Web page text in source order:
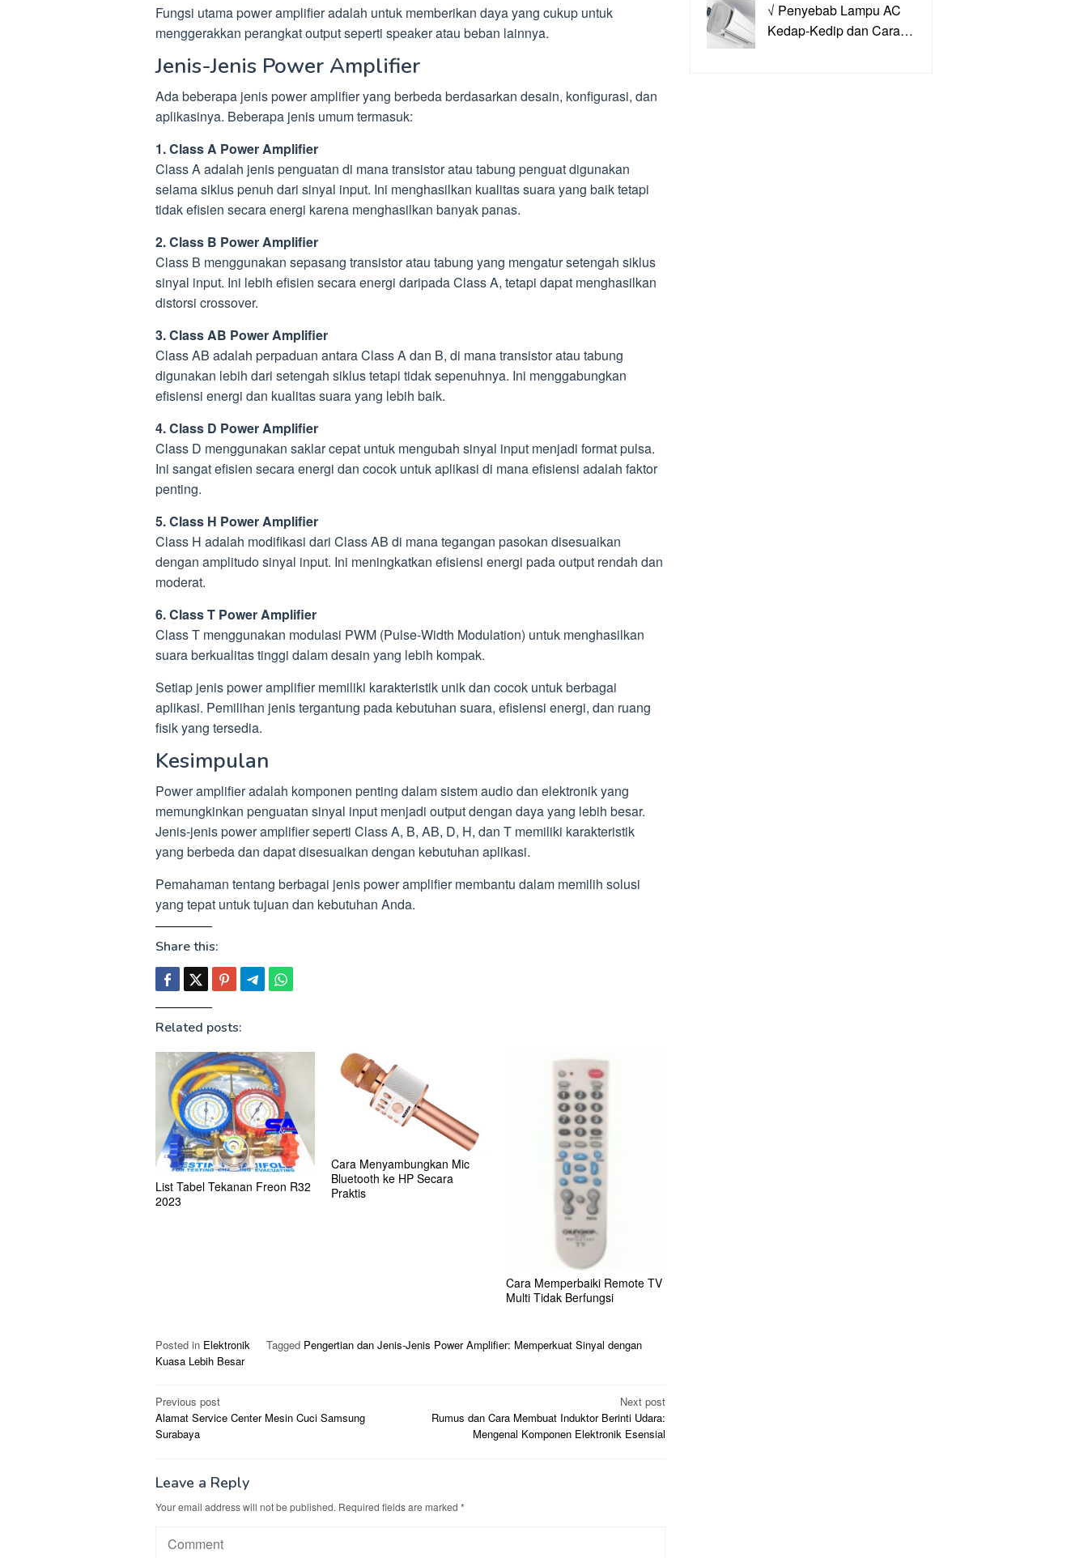
Fungsi utama power amplifier adalah untuk memberikan daya yang cukup untuk
menggerakkan perangkat output seperti speaker atau beban lainnya.
Jenis-Jenis Power Amplifier
Ada beberapa jenis power amplifier yang berbeda berdasarkan desain, konfigurasi, dan
aplikasinya. Beberapa jenis umum termasuk:
1. Class A Power Amplifier
Class A adalah jenis penguatan di mana transistor atau tabung penguat digunakan
selama siklus penuh dari sinyal input. Ini menghasilkan kualitas suara yang baik tetapi
tidak efisien secara energi karena menghasilkan banyak panas.
2. Class B Power Amplifier
Class B menggunakan sepasang transistor atau tabung yang mengatur setengah siklus
sinyal input. Ini lebih efisien secara energi daripada Class A, tetapi dapat menghasilkan
distorsi crossover.
3. Class AB Power Amplifier
Class AB adalah perpaduan antara Class A dan B, di mana transistor atau tabung
digunakan lebih dari setengah siklus tetapi tidak sepenuhnya. Ini menggabungkan
efisiensi energi dan kualitas suara yang lebih baik.
4. Class D Power Amplifier
Class D menggunakan saklar cepat untuk mengubah sinyal input menjadi format pulsa.
Ini sangat efisien secara energi dan cocok untuk aplikasi di mana efisiensi adalah faktor
penting.
5. Class H Power Amplifier
Class H adalah modifikasi dari Class AB di mana tegangan pasokan disesuaikan
dengan amplitudo sinyal input. Ini meningkatkan efisiensi energi pada output rendah dan
moderat.
6. Class T Power Amplifier
Class T menggunakan modulasi PWM (Pulse-Width Modulation) untuk menghasilkan
suara berkualitas tinggi dalam desain yang lebih kompak.
Setiap jenis power amplifier memiliki karakteristik unik dan cocok untuk berbagai
aplikasi. Pemilihan jenis tergantung pada kebutuhan suara, efisiensi energi, dan ruang
fisik yang tersedia.
Kesimpulan
Power amplifier adalah komponen penting dalam sistem audio dan elektronik yang
memungkinkan penguatan sinyal input menjadi output dengan daya yang lebih besar.
Jenis-jenis power amplifier seperti Class A, B, AB, D, H, dan T memiliki karakteristik
yang berbeda dan dapat disesuaikan dengan kebutuhan aplikasi.
Pemahaman tentang berbagai jenis power amplifier membantu dalam memilih solusi
yang tepat untuk tujuan dan kebutuhan Anda.
Share this:
Related posts:
List Tabel Tekanan Freon R32
2023
Cara Menyambungkan Mic
Bluetooth ke HP Secara
Praktis
Cara Memperbaiki Remote TV
Multi Tidak Berfungsi
Posted in Elektronik Tagged Pengertian dan Jenis-Jenis Power Amplifier: Memperkuat Sinyal dengan
Kuasa Lebih Besar
Post
navigation
Previous post
Alamat Service Center Mesin Cuci Samsung
Surabaya
Next post
Rumus dan Cara Membuat Induktor Berinti Udara:
Mengenal Komponen Elektronik Esensial
Leave a Reply
Your email address will not be published. Required fields are marked *
√ Penyebab Lampu AC
Kedap-Kedip dan Cara…